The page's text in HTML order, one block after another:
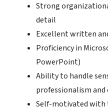
Strong
detail
Excellent written
Proficiency in
PowerPoint)
Ability to handle
professionalism
Self-motivated